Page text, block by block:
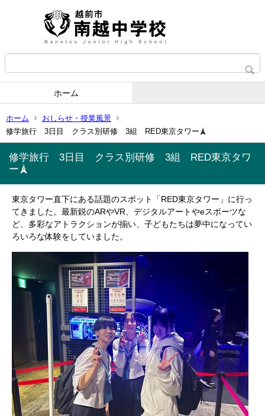
ホーム
ホーム
おしらせ・授業風景
修学旅行 3日目 クラス別研修 3組 RED東京タワー🗼
修学旅行 3日目 クラス別研修 3組 RED東京タワ
ー🗼
東京タワー直下にある話題のスポット「RED東京タワー」に行っ
てきました。最新鋭のARやVR、デジタルアートやeスポーツな
ど、多彩なアトラクションが揃い、子どもたちは夢中になってい
ろいろな体験をしていました。